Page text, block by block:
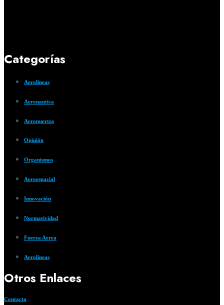
Categorías
Aerolíneas
Aeronautica
Aeropuertos
Opinión
Organismos
Aeroespacial
Innovación
Normatividad
Fuerza Aerea
Aerolíneas
Otros Enlaces
Contacto